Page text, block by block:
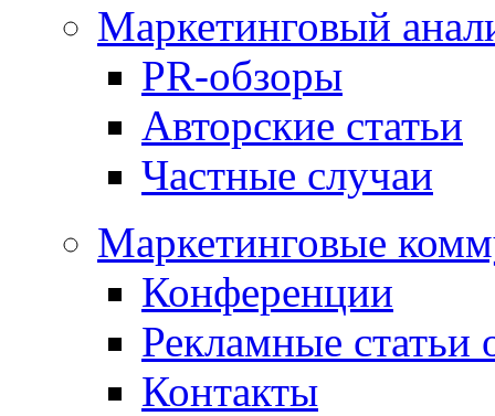
Маркетинговый
PR-обзоры
Авторские статьи
Частные случаи
Маркетинговые
Конференции
Рекламные статьи
Контакты